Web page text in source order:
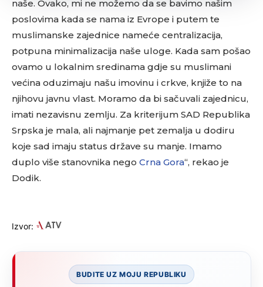
naše. Ovako, mi ne možemo da se bavimo našim
poslovima kada se nama iz Evrope i putem te
muslimanske zajednice nameće centralizacija,
potpuna minimalizacija naše uloge. Kada sam pošao
ovamo u lokalnim sredinama gdje su muslimani
većina oduzimaju našu imovinu i crkve, knjiže to na
njihovu javnu vlast. Moramo da bi sačuvali zajednicu,
imati nezavisnu zemlju. Za kriterijum SAD Republika
Srpska je mala, ali najmanje pet zemalja u dodiru
koje sad imaju status države su manje. Imamo
duplo više stanovnika nego Crna Gora“, rekao je
Dodik.
Izvor:
BUDITE UZ MOJU REPUBLIKU